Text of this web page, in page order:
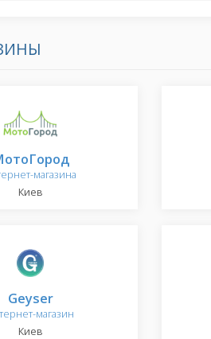
магазина
Киев
Geyser
магазин
Киев